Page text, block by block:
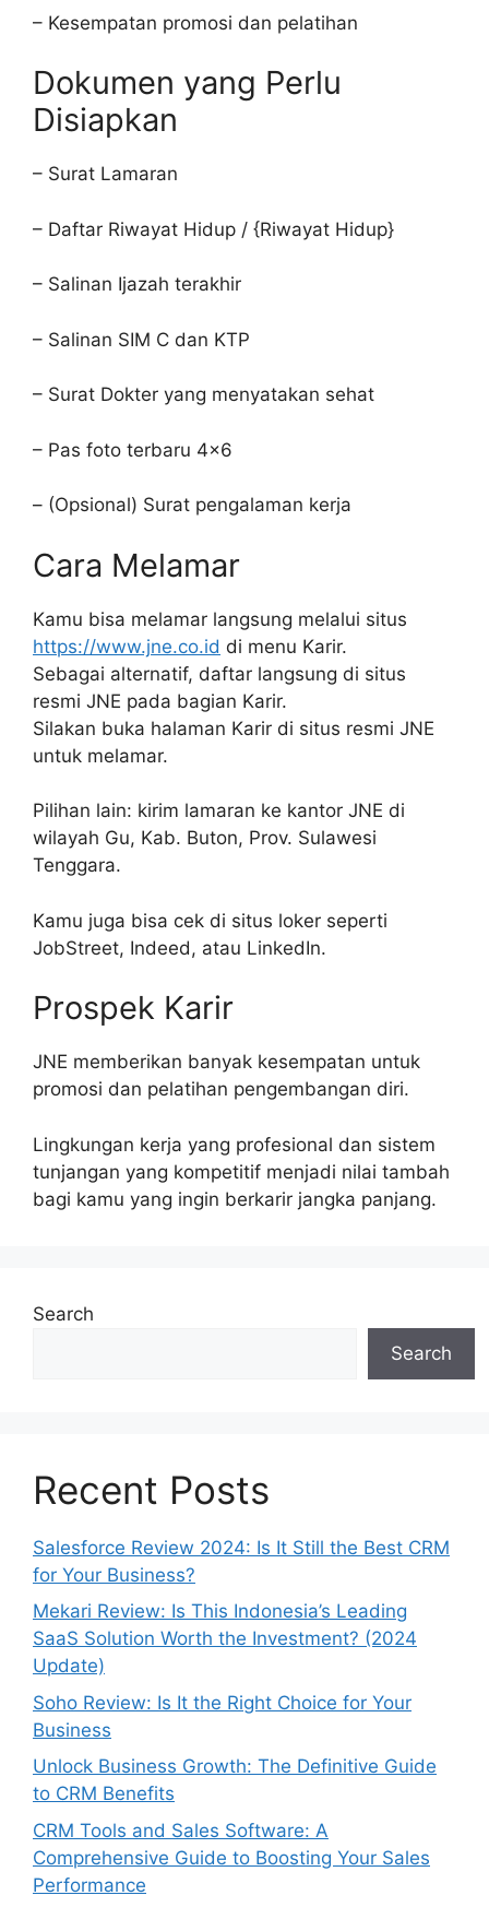
– Kesempatan promosi dan pelatihan
Dokumen yang Perlu
Disiapkan
– Surat Lamaran
– Daftar Riwayat Hidup / {Riwayat Hidup}
– Salinan Ijazah terakhir
– Salinan SIM C dan KTP
– Surat Dokter yang menyatakan sehat
– Pas foto terbaru 4×6
– (Opsional) Surat pengalaman kerja
Cara Melamar
Kamu bisa melamar langsung melalui situs
https://www.jne.co.id di menu Karir.
Sebagai alternatif, daftar langsung di situs
resmi JNE pada bagian Karir.
Silakan buka halaman Karir di situs resmi JNE
untuk melamar.
Pilihan lain: kirim lamaran ke kantor JNE di
wilayah Gu, Kab. Buton, Prov. Sulawesi
Tenggara.
Kamu juga bisa cek di situs loker seperti
JobStreet, Indeed, atau LinkedIn.
Prospek Karir
JNE memberikan banyak kesempatan untuk
promosi dan pelatihan pengembangan diri.
Lingkungan kerja yang profesional dan sistem
tunjangan yang kompetitif menjadi nilai tambah
bagi kamu yang ingin berkarir jangka panjang.
Search
Search
Recent Posts
Salesforce Review 2024: Is It Still the Best CRM
for Your Business?
Mekari Review: Is This Indonesia’s Leading
SaaS Solution Worth the Investment? (2024
Update)
Soho Review: Is It the Right Choice for Your
Business
Unlock Business Growth: The Definitive Guide
to CRM Benefits
CRM Tools and Sales Software: A
Comprehensive Guide to Boosting Your Sales
Performance